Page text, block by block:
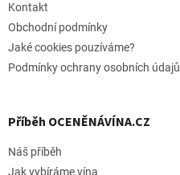
Kontakt
Obchodní podmínky
Jaké cookies pouzíváme?
Podmínky ochrany osobních údajů
Příběh OCENĚNÁVÍNA.CZ
Náš příběh
Jak vybíráme vína